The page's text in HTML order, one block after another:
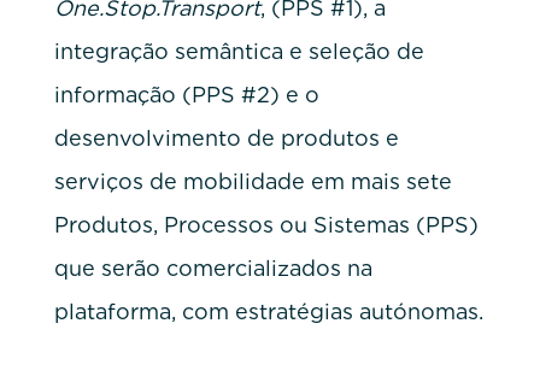
One.Stop.Transport, (PPS #1), a
integração semântica e seleção de
informação (PPS #2) e o
desenvolvimento de produtos e
serviços de mobilidade em mais sete
Produtos, Processos ou Sistemas (PPS)
que serão comercializados na
plataforma, com estratégias autónomas.